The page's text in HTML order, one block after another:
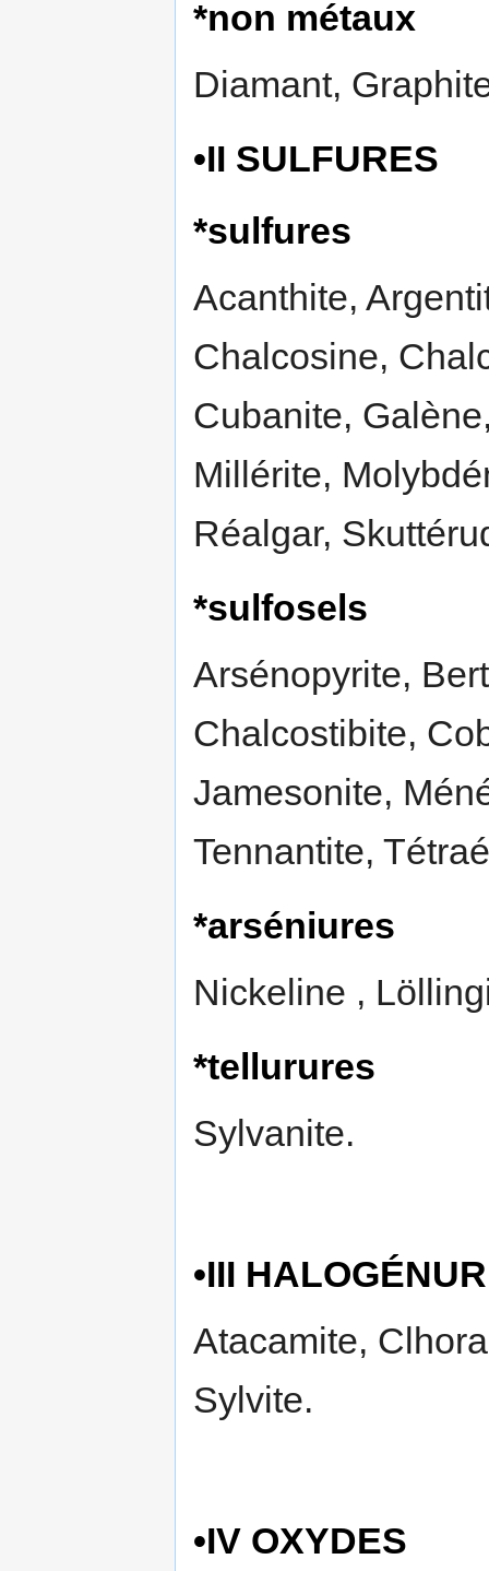
*non métaux
Diamant,
•II SULFURES
*sulfures
Acanthite,
Chalcosine,
Cubanite,
Millérite,
Réalgar,
*sulfosels
Arsénopyrite,
Chalcostibite,
Jamesonite,
Tennantite,
*arséniures
Nickeline ,
*tellurures
Sylvanite.
•III
Atacamite,
Sylvite.
•IV OXYDES